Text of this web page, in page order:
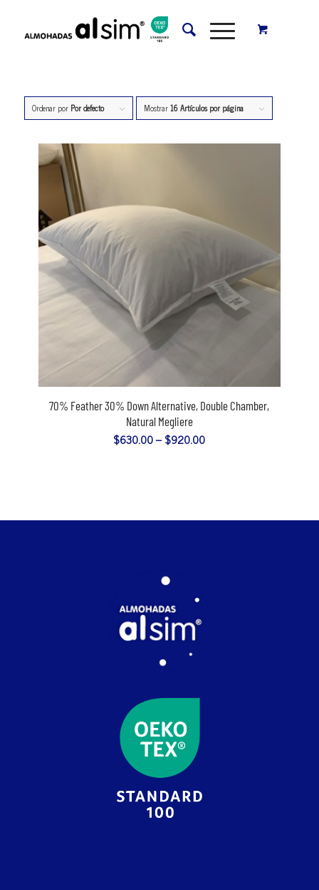
Ordenar por Por defecto Mostrar16 Artículos por página
5.00
70% Feather 30% Down Alternative, Double Chamber,
Natural Megliere
$630.00–$920.00